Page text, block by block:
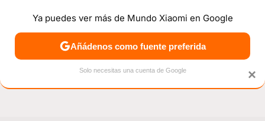
NOTICIAS MÓVILES TUTORIALES OFERTAS
×
Ya puedes ver más de Mundo Xiaomi en Google
Añádenos como fuente preferida
Solo necesitas una cuenta de Google